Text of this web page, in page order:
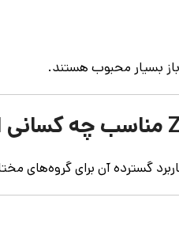
بسیار محبوب هستند.
گسترده آن برای گروه‌های